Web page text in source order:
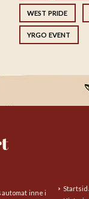
WEST PRIDE
YRGO EVENT
inne i